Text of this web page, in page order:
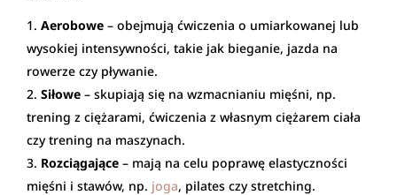
Aerobowe – obejmują ćwiczenia o umiarkowanej lub
wysokiej intensywności, takie jak bieganie, jazda na
rowerze czy pływanie.
Siłowe – skupiają się na wzmacnianiu mięśni, np.
trening z ciężarami, ćwiczenia z własnym ciężarem ciała
czy trening na maszynach.
Rozciągające – mają na celu poprawę elastyczności
mięśni i stawów, np. joga, pilates czy stretching.